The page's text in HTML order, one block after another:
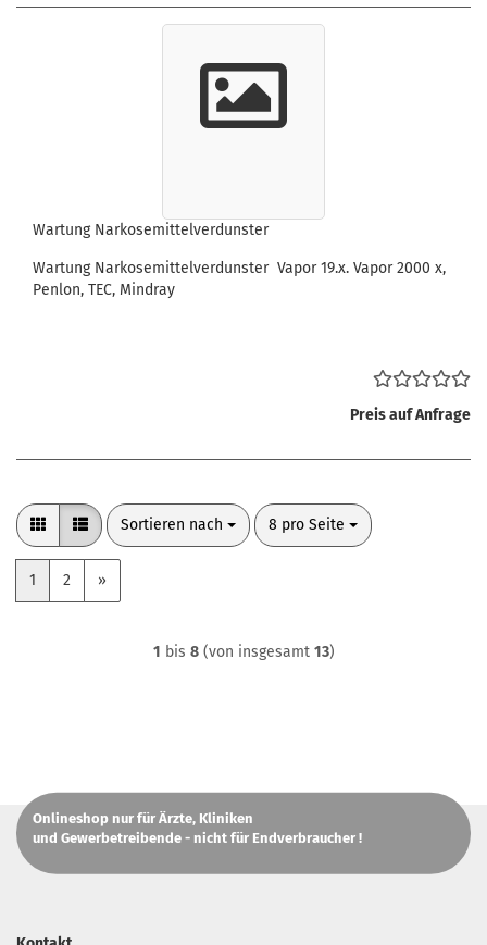
Wartung Narkosemittelverdunster
Wartung Narkosemittelverdunster Vapor 19.x. Vapor 2000 x,
Penlon, TEC, Mindray
Preis auf Anfrage
Sortieren nach
Sortieren nach 8 pro Seite
pro Seite
1 2 »
1 bis 8(von insgesamt 13)
Onlineshop nur für Ärzte, Kliniken
und Gewerbetreibende - nicht für Endverbraucher !